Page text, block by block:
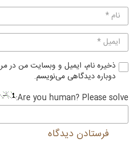
ذخیره نام، ایمیل و وبسایت من در
دوباره دیدگاهی می‌نویسم.
Are you human? Please solve:
فرستادن دیدگاه